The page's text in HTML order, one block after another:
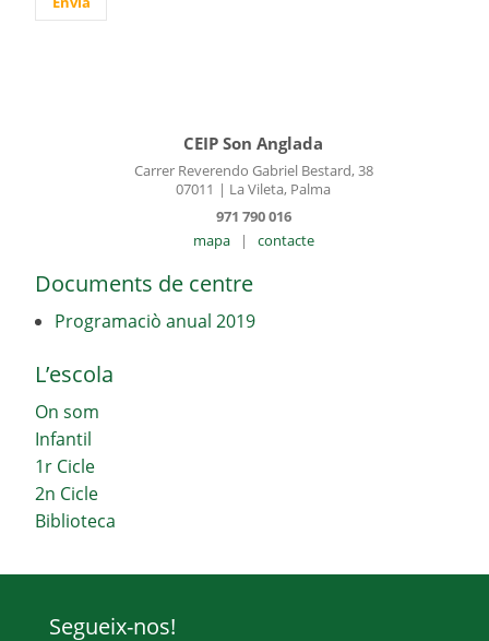
CEIP Son Anglada
Carrer Reverendo Gabriel Bestard, 38
07011 | La Vileta, Palma
971 790 016
mapa
| contacte
Documents de centre
Programaciò anual 2019
L’escola
On som
Infantil
1r Cicle
2n Cicle
Biblioteca
Segueix-nos!